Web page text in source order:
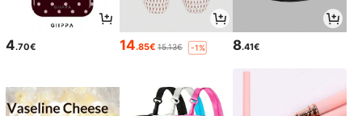
4.70€ 14.85€ 15.13€ -1% 8.41€